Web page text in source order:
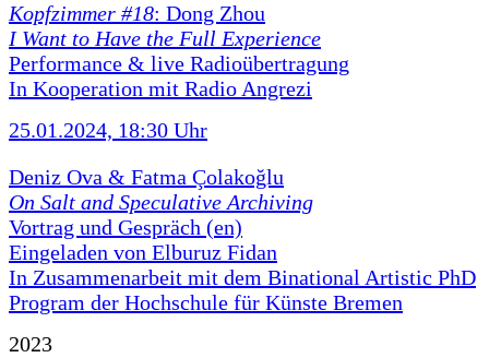
Kopfzimmer #18: Dong Zhou
I Want to Have the Full Experience
Performance & live Radioübertragung
In Kooperation mit Radio Angrezi
25.01.2024, 18:30 Uhr
Deniz Ova & Fatma Çolakoğlu
On Salt and Speculative Archiving
Vortrag und Gespräch (en)
Eingeladen von Elburuz Fidan
In Zusammenarbeit mit dem Binational Artistic PhD
Program der Hochschule für Künste Bremen
2023